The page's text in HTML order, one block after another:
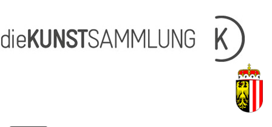
[1]
[2]
Links
[3]
mit
Kontaktdaten